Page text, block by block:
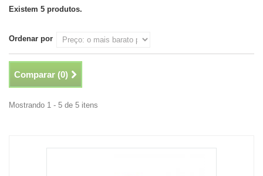
Existem 5 produtos.
Ordenar por
Comparar (0)
Mostrando 1 - 5 de 5 itens